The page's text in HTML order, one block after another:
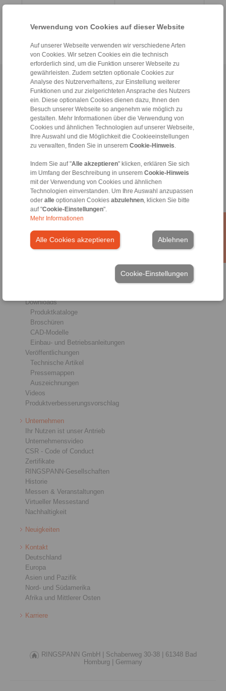
Verwendung von Cookies auf dieser Website
Auf unserer Webseite verwenden wir verschiedene Arten
von Cookies. Wir setzen Cookies ein die technisch
erforderlich sind, um die Funktion unserer Webseite zu
gewährleisten. Zudem setzten optionale Cookies zur
Analyse des Nutzerverhaltens, zur Einstellung weiterer
Funktionen und zur zielgerichteten Ansprache des Nutzers
ein. Diese optionalen Cookies dienen dazu, Ihnen den
Besuch unserer Webseite so angenehm wie möglich zu
gestalten. Mehr Informationen über die Verwendung von
Cookies und ähnlichen Technologien auf unserer Webseite,
Ihre Auswahl und die Möglichkeit die Cookieeinstellungen
zu verwalten, finden Sie in unserem Cookie-Hinweis
Indem Sie auf "Alle akzeptieren" klicken, erklären Sie sich
im Umfang der Beschreibung in unserem Cookie-Hinweis
mit der Verwendung von Cookies und ähnlichen
Technologien einverstanden. Um Ihre Auswahl anzupassen
oder alleoptionalen Cookies abzulehnen, klicken Sie bitte
auf "Cookie-Einstellungen".
Mehr Informationen
Alle Cookies akzeptieren Ablehnen
Cookie-Einstellungen
www.messe-
Home|Kontaktformular|Impressum|Datenschutzerklärung
Allgemeine Verkaufsbedingungen|Hinweisgeberplattform|
Produkte
Übersicht
Freiläufe
Bremsen
Welle-Nabe-Verbindungen
Schwerlastkupplungen
Präzisionskupplungen
Präzisions-Spannzeuge
Downloads
Produktkataloge
Broschüren
CAD-Modelle
Einbau- und Betriebsanleitungen
Veröffentlichungen
Technische Artikel
Pressemappen
Auszeichnungen
Videos
Produktverbesserungsvorschlag
Unternehmen
Ihr Nutzen ist unser Antrieb
Unternehmensvideo
CSR - Code of Conduct
Zertifikate
RINGSPANN-Gesellschaften
Historie
Messen & Veranstaltungen
Virtueller Messestand
Nachhaltigkeit
Neuigkeiten
Kontakt
Deutschland
Europa
Asien und Pazifik
Nord- und Südamerika
Afrika und Mittlerer Osten
Karriere
RINGSPANN GmbH | Schaberweg 30-38 | 61348 Bad
Homburg | Germany